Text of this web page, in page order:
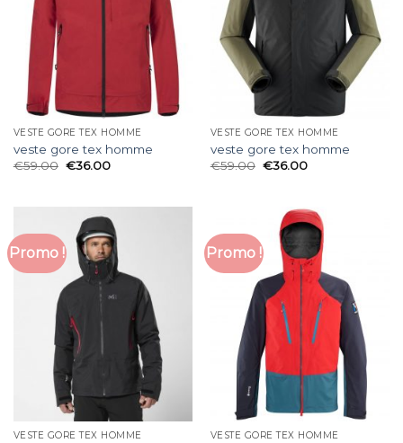
VESTE GORE TEX HOMME
veste gore tex homme
€59.00 €36.00
VESTE GORE TEX HOMME
veste gore tex homme
€59.00 €36.00
Promo !
VESTE GORE TEX HOMME
Promo !
VESTE GORE TEX HOMME